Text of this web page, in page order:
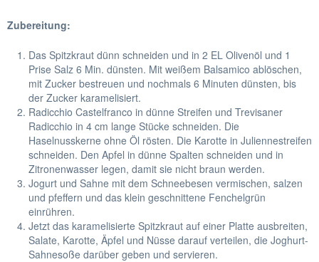
Zubereitung:
Das Spitzkraut dünn schneiden und in 2 EL Olivenöl und 1
Prise Salz 6 Min. dünsten. Mit weißem Balsamico ablöschen,
mit Zucker bestreuen und nochmals 6 Minuten dünsten, bis
der Zucker karamelisiert.
Radicchio Castelfranco in dünne Streifen und Trevisaner
Radicchio in 4 cm lange Stücke schneiden. Die
Haselnusskerne ohne Öl rösten. Die Karotte in Juliennestreifen
schneiden. Den Apfel in dünne Spalten schneiden und in
Zitronenwasser legen, damit sie nicht braun werden.
Jogurt und Sahne mit dem Schneebesen vermischen, salzen
und pfeffern und das klein geschnittene Fenchelgrün
einrühren.
Jetzt das karamelisierte Spitzkraut auf einer Platte ausbreiten,
Salate, Karotte, Äpfel und Nüsse darauf verteilen, die Joghurt-
Sahnesoße darüber geben und servieren.